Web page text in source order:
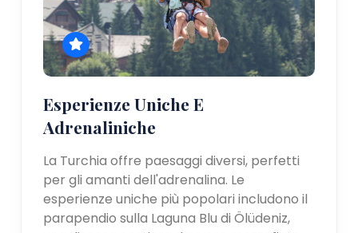
Esperienze Uniche E
Adrenaliniche
La Turchia offre paesaggi diversi, perfetti
per gli amanti dell'adrenalina. Le
esperienze uniche più popolari includono il
parapendio sulla Laguna Blu di Ölüdeniz,